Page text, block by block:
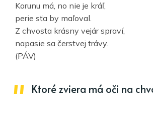
Korunu má, no nie je kráľ,
perie sťa by maľoval.
Z chvosta krásny vejár spraví,
napasie sa čerstvej trávy.
(PÁV)
Ktoré zviera má oči na